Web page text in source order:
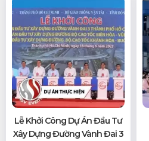
Lễ Khởi Công Dự Án Đầu Tư
Xây Dựng Đường Vành Đai 3